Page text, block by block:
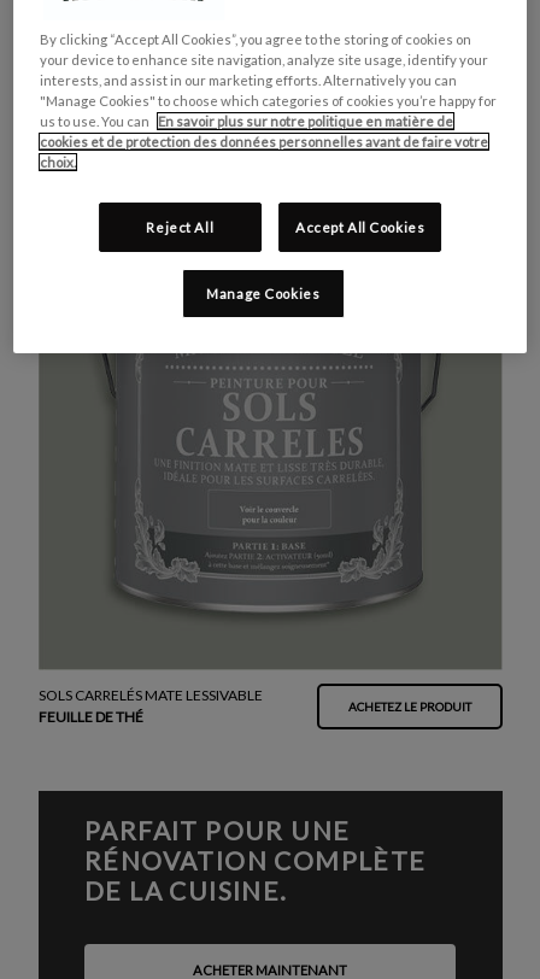
MEUBLES DE CUISINE
VERT KAKI
SOLS CARRELÉS MATE LESSIVABLE
FEUILLE DE THÉ
ACHETEZ LE PRODUIT
PARFAIT POUR UNE
RÉNOVATION COMPLÈTE
DE LA CUISINE.
ACHETER MAINTENANT
By clicking “Accept All Cookies”, you agree to the storing of cookies on
your device to enhance site navigation, analyze site usage, identify your
interests, and assist in our marketing efforts. Alternatively you can
"Manage Cookies" to choose which categories of cookies you’re happy for
us to use. You can
En savoir plus sur notre politique en matière de
cookies et de protection des données personnelles avant de faire votre
choix.
Reject All Accept All Cookies
Manage Cookies